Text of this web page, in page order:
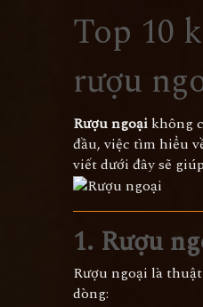
Top 10
rượu
Rượu ngoạikhông
đầu, việc tìm hiểu
viết dưới đây sẽ
1. Rượu
Rượu ngoại là
dòng: